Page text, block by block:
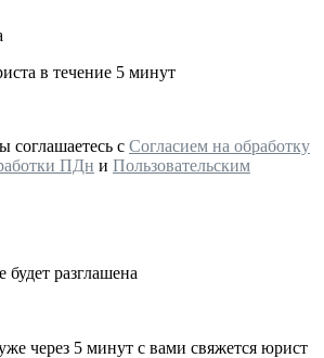
в течение 5 минут
соглашаетесь с Согласием на обработку
ПДн и Пользовательским
разглашена
через 5 минут с вами свяжется юрист